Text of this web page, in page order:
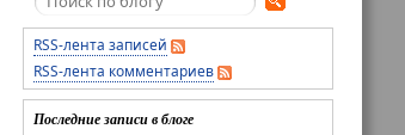
RSS-лента записей
RSS-лента комментариев
Последние записи в блоге